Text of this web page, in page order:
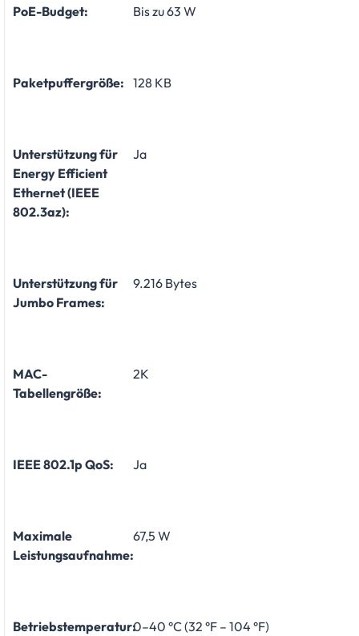
PoE-Budget: Bis zu 63 W
Paketpuffergröße: 128 KB
Unterstützung für
Energy Efficient
Ethernet (IEEE
802.3az):
Ja
Unterstützung für
Jumbo Frames:
9.216 Bytes
MAC-
Tabellengröße:
2K
IEEE 802.1p QoS: Ja
Maximale
Leistungsaufnahme:
67,5 W
Betriebstemperatur:0–40 °C (32 °F – 104 °F)